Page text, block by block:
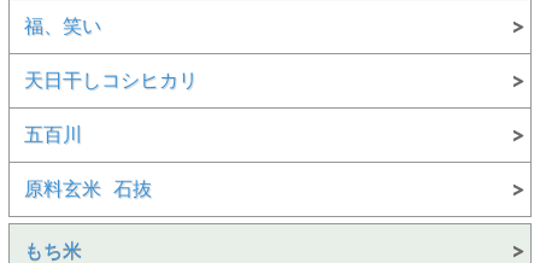
福、笑い
天日干しコシヒカリ
五百川
原料玄米 石抜
もち米